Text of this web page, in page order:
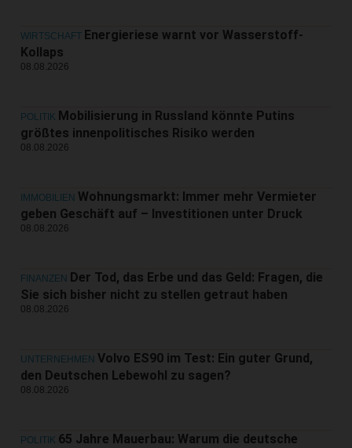
WIRTSCHAFT Energieriese warnt vor Wasserstoff-
Kollaps
08.08.2026
POLITIK Mobilisierung in Russland könnte Putins
größtes innenpolitisches Risiko werden
08.08.2026
IMMOBILIEN Wohnungsmarkt: Immer mehr Vermieter
geben Geschäft auf – Investitionen unter Druck
08.08.2026
FINANZEN
Der Tod, das Erbe und das Geld: Fragen, die
Sie sich bisher nicht zu stellen getraut haben
08.08.2026
UNTERNEHMEN Volvo ES90 im Test: Ein guter Grund,
den Deutschen Lebewohl zu sagen?
08.08.2026
POLITIK 65 Jahre Mauerbau: Warum die deutsche